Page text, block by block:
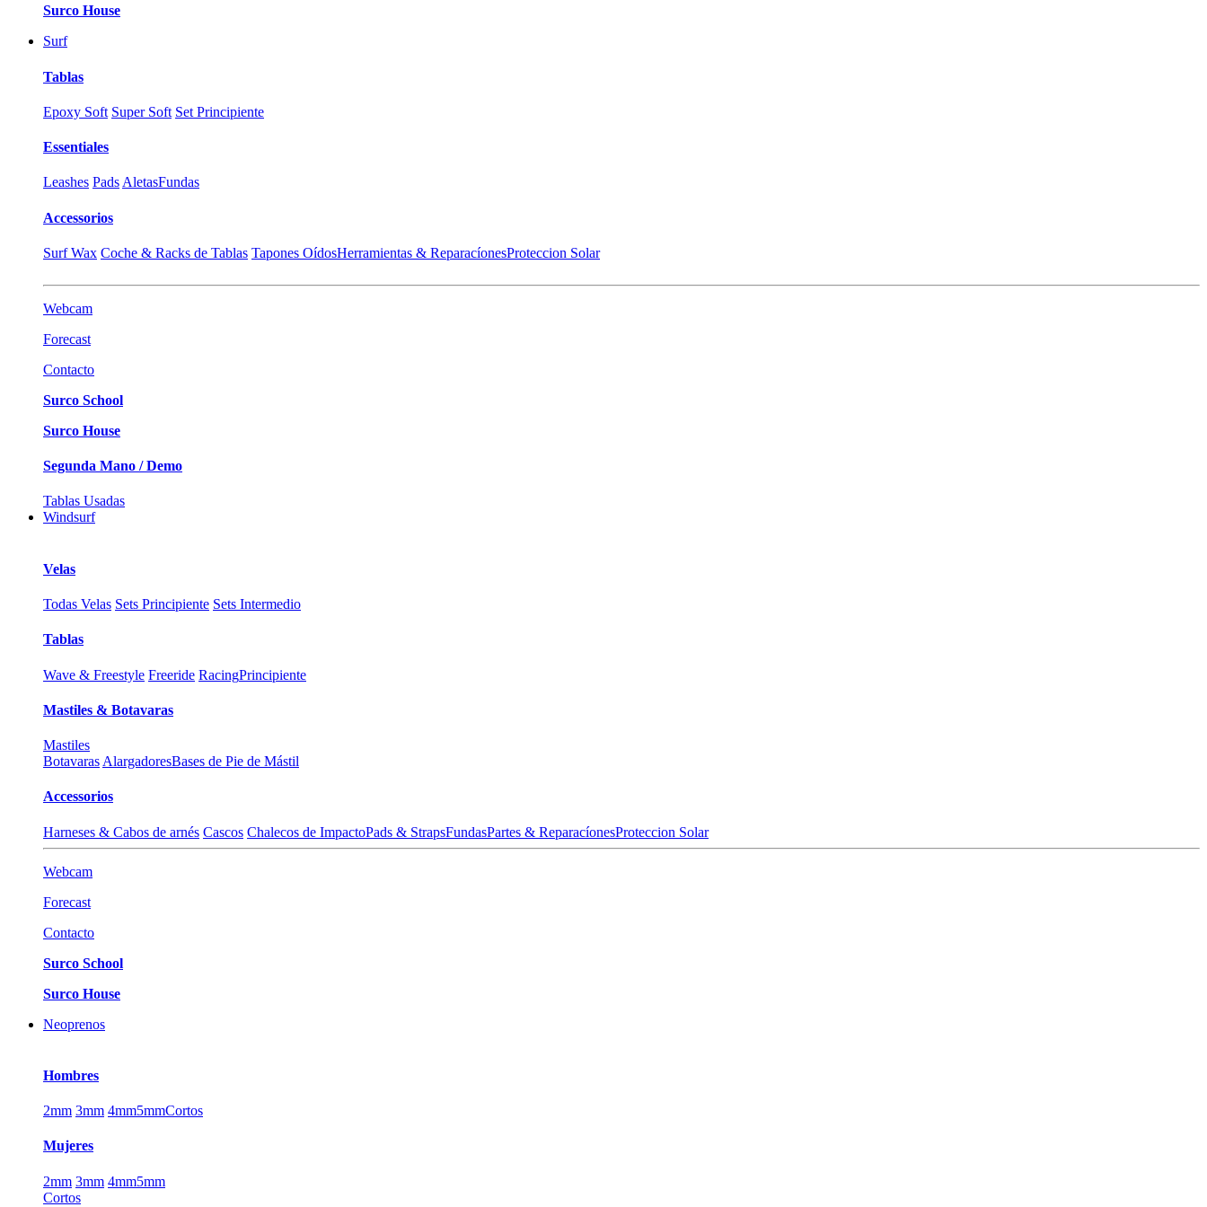
Surco House
Surf
Tablas
Epoxy Soft Super Soft Set Principiente
Essentiales
Leashes Pads AletasFundas
Accessorios
Surf Wax Coche & Racks de Tablas Tapones OídosHerramientas & ReparacíonesProteccion Solar
Webcam
Forecast
Contacto
Surco School
Surco House
Segunda Mano / Demo
Tablas Usadas
Windsurf
Velas
Todas Velas Sets Principiente Sets Intermedio
Tablas
Wave & Freestyle Freeride RacingPrincipiente
Mastiles & Botavaras
Mastiles
Botavaras AlargadoresBases de Pie de Mástil
Accessorios
Harneses & Cabos de arnés Cascos Chalecos de ImpactoPads & StrapsFundasPartes & ReparacíonesProteccion Solar
Webcam
Forecast
Contacto
Surco School
Surco House
Neoprenos
Hombres
2mm 3mm 4mm5mmCortos
Mujeres
2mm 3mm 4mm5mm
Cortos